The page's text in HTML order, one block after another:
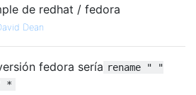
de redhat / fedora
Dean
fedora sería rename " "
*